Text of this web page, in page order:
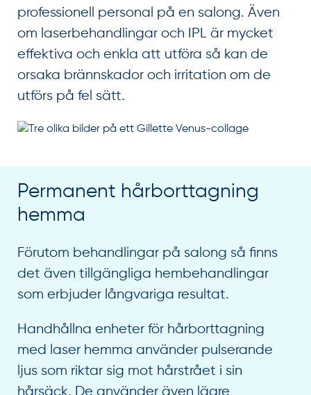
professionell personal på en salong. Även
om laserbehandlingar och IPL är mycket
effektiva och enkla att utföra så kan de
orsaka brännskador och irritation om de
utförs på fel sätt.
Permanent hårborttagning
hemma
Förutom behandlingar på salong så finns
det även tillgängliga hembehandlingar
som erbjuder långvariga resultat.
Handhållna enheter för hårborttagning
med laser hemma använder pulserande
ljus som riktar sig mot hårstrået i sin
hårsäck. De använder även lägre